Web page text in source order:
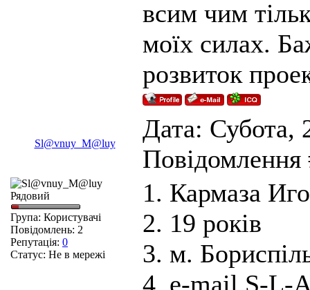
всим чим
моїх силах.
розвиток
Sl@vnuy_M@luy
Дата: Субота,
Рядовий
Група: Користувачі
Повідомлень: 2
Репутація: 0
Статус: Не в мережі
1. Кармаза
2. 19 років
3. м.
4. e-mail S-L-